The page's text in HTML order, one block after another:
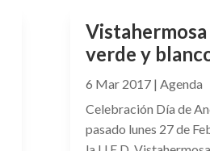
verde y
6 Mar 2017| Agenda
Celebración Día de
pasado lunes 27 de